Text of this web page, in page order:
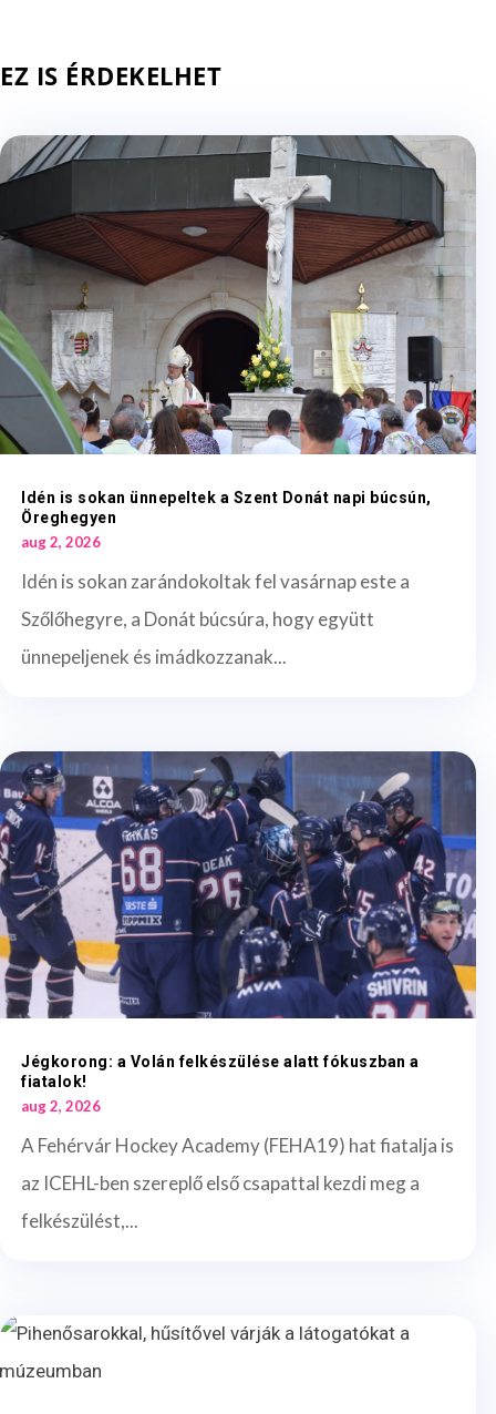
EZ IS ÉRDEKELHET
Idén is sokan ünnepeltek a Szent Donát napi búcsún,
Öreghegyen
aug 2, 2026
Idén is sokan zarándokoltak fel vasárnap este a
Szőlőhegyre, a Donát búcsúra, hogy együtt
ünnepeljenek és imádkozzanak...
Jégkorong: a Volán felkészülése alatt fókuszban a
fiatalok!
aug 2, 2026
A Fehérvár Hockey Academy (FEHA19) hat fiatalja is
az ICEHL-ben szereplő első csapattal kezdi meg a
felkészülést,...